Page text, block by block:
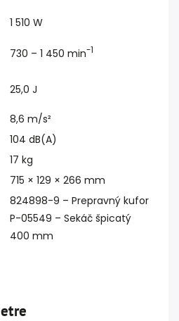
1 510 W
730 – 1 450 min-1
25,0 J
8,6 m/s²
104 dB(A)
17 kg
715 × 129 × 266 mm
824898-9 – Prepravný kufor
P-05549 – Sekáč špicatý
400 mm